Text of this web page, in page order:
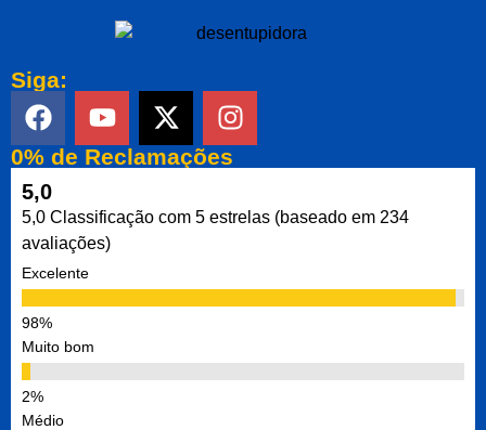
Siga:
0% de Reclamações
5,0
5,0 Classificação com 5 estrelas (baseado em 234
avaliações)
Excelente
Muito bom
Médio